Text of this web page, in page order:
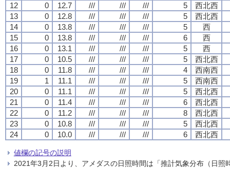
12
0 12.7 /// /// /// 5
西北西
13
0 12.8 /// /// /// 5
西北西
14
0 13.8 /// /// /// 5
西
15
0 13.8 /// /// /// 6
西
16
0 13.1 /// /// /// 5
西
17
0 10.5 /// /// /// 5
西北西
18
0 11.8 /// /// /// 4
西南西
19
1 11.1 /// /// /// 5
西南西
20
0 11.1 /// /// /// 5
西北西
21
0 11.4 /// /// /// 6
西北西
22
0 11.2 /// /// /// 8
西北西
23
0 10.8 /// /// /// 5
西北西
24
0 10.0 /// /// /// 6 西北西
値欄の記号の説明
2021年3月2日より、アメダスの日照時間は「推計気象分布（日